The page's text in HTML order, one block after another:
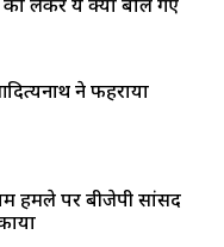
को लेकर ये क्या बोल गए
ने फहराया
हमले पर बीजेपी सांसद